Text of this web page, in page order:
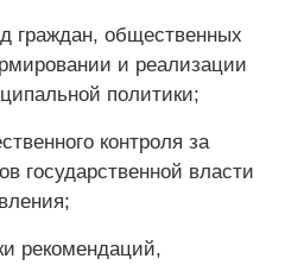
граждан, общественных
и реализации
политики;
контроля за
государственной власти
рекомендаций,